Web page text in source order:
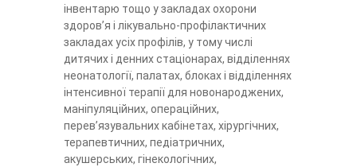
інвентарю тощо у закладах охорони
здоров’я і лікувально-профілактичних
закладах усіх профілів, у тому числі
дитячих і денних стаціонарах, відділеннях
неонатології, палатах, блоках і відділеннях
інтенсивної терапії для новонароджених,
маніпуляційних, операційних,
перев’язувальних кабінетах, хірургічних,
терапевтичних, педіатричних,
акушерських, гінекологічних,